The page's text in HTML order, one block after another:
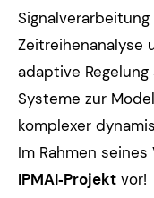
Zeitreihenanalyse
adaptive
Systeme zur
komplexer
Im Rahmen
IPMAI‑Projekt vor!